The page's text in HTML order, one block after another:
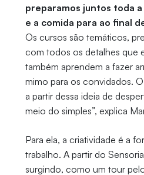
preparamos juntos toda
e a comida para ao final
Os cursos são temáticos,
com todos os detalhes que
também aprendem a fazer
mimo para os convidados.
a partir dessa ideia de
meio do simples”, explica
Para ela, a criatividade é a
trabalho. A partir do
surgindo, como um tour